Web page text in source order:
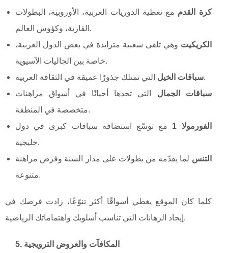
كرة القدم مع تغطية الدوريات العربية، الأوروبية، البطولات
القارية، وكؤوس العالم.
الكريكيت وهي تلقى شعبية متزايدة في بعض الدول العربية،
خاصة بين الجاليات الآسيوية.
سباقات الخيلالتي تمتلك جذورًا عميقة في الثقافة العربية.
سباقات الجمال التي تجدها أحيانًا في أسواق مراهنات
متخصصة في المنطقة.
الفورمولا 1
مع توسّع استضافة سباقات كبرى في دول
خليجية.
التنس لما يقدّمه من بطولات على مدار السنة وفرص مراهنة
متنوعة.
كلما كان الموقع يغطي أسواقًا أكثر تنوّعًا، زادت فرصك في
إيجاد الرهانات التي تناسب أسلوبك واهتماماتك الرياضية.
5. المكافآت والعروض الترويجية